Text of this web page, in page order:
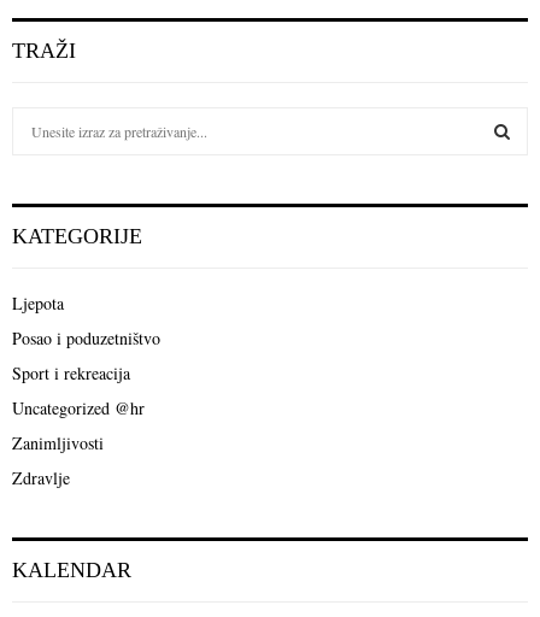
TRAŽI
h
o
:
KATEGORIJE
Ljepota
Posao i poduzetništvo
Sport i rekreacija
Uncategorized @hr
Zanimljivosti
Zdravlje
KALENDAR